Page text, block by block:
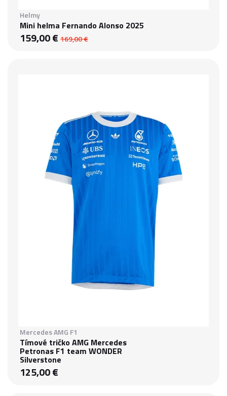
Helmy
Mini helma Fernando Alonso 2025
159,00 € 169,00 €
Mercedes AMG F1
Tímové tričko AMG Mercedes
Petronas F1 team WONDER
Silverstone
125,00 €